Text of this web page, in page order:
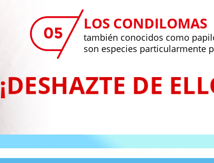
LOS CONDILOMAS
también conocidos como
son especies particularmente
¡DESHAZTE DE